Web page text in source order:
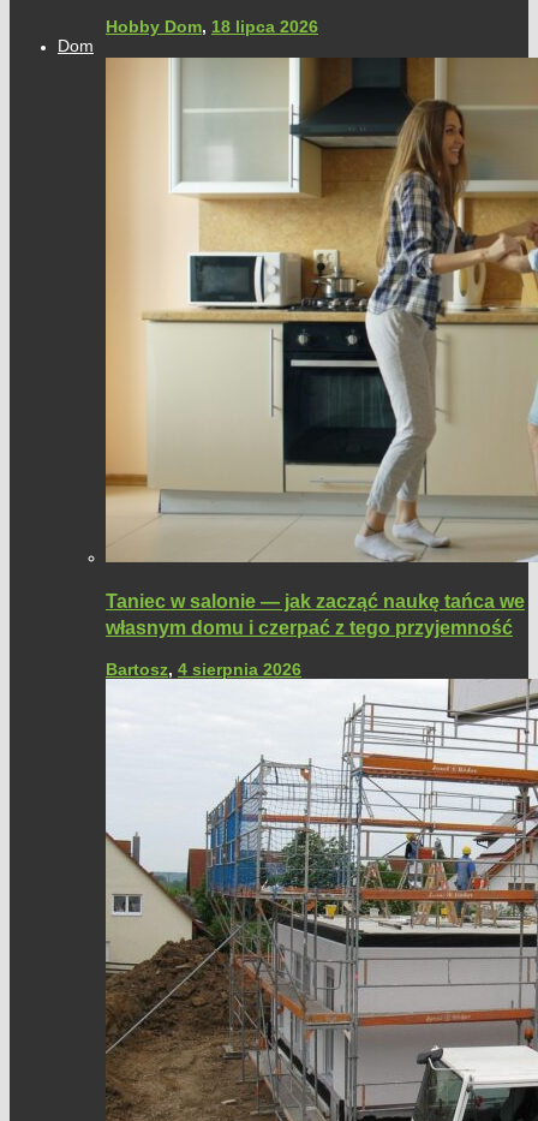
Hobby Dom, 18 lipca 2026
Dom
Taniec w salonie — jak zacząć naukę tańca we
własnym domu i czerpać z tego przyjemność
Bartosz, 4 sierpnia 2026